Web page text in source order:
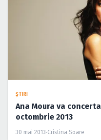
ŞTIRI
Ana Moura va
octombrie 2013
30 mai 2013·Cristina Soare